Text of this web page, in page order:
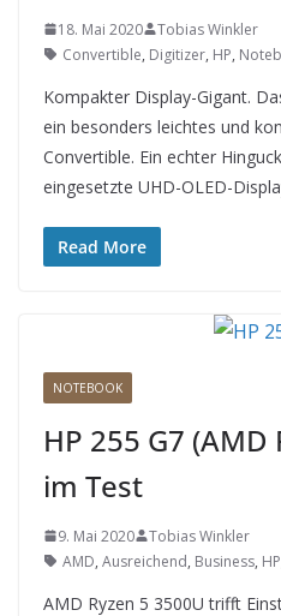
18. Mai 2020
Tobias Winkler
Convertible, Digitizer, HP,
Kompakter Display-Gigant.
ein besonders leichtes und
Convertible. Ein echter
eingesetzte UHD-OLED-
Read More
NOTEBOOK
HP 255 G7 (AMD
im Test
9. Mai 2020
Tobias Winkler
AMD, Ausreichend, Business, HP
AMD Ryzen 5 3500U trifft